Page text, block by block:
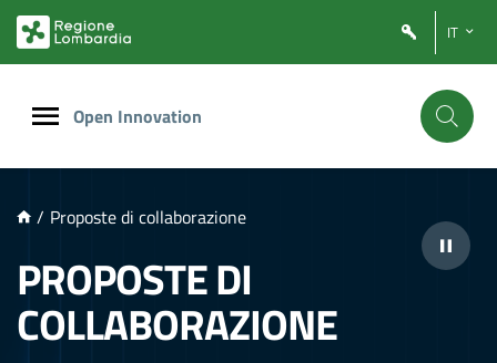
PRINCIPALE
IT
Open Innovation
/ Proposte di collaborazione
PROPOSTE DI
COLLABORAZIONE